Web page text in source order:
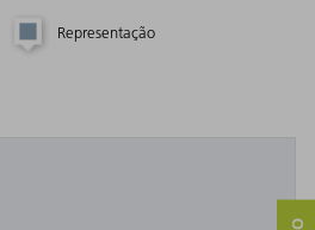
Representação